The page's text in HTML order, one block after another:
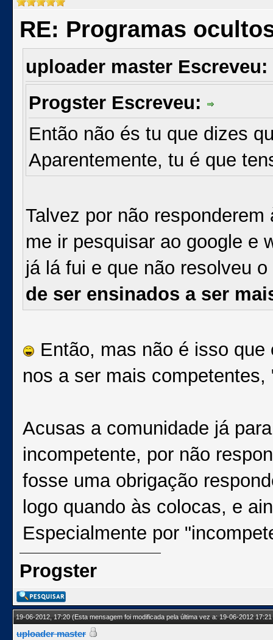
RE: Programas
uploader master Escreveu:
Progster Escreveu:
Então não és tu que dizes
Aparentemente, tu é que
Talvez por não
me ir pesquisar ao google e
já lá fui e que não resolveu
de ser ensinados a ser
Então, mas não é isso
nos a ser mais competentes,
Acusas a comunidade já
incompetente, por não
fosse uma obrigação
logo quando às colocas, e
Especialmente por
Progster
19-06-2012, 17:20(Esta mensagem foi modificada pela última vez a: 19-06-2012
uploader master